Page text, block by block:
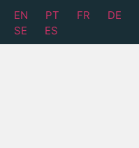
EN PT FR DE
SE
ES